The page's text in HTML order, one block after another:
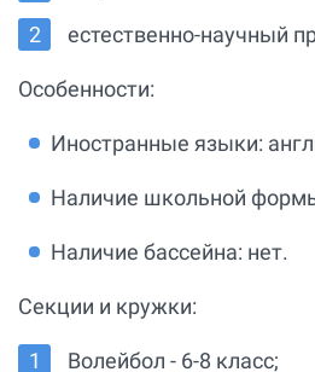
естественно-научный
Особенности:
Иностранные языки:
Наличие школьной
Наличие бассейна: нет.
Секции и кружки:
Волейбол - 6-8 класс;